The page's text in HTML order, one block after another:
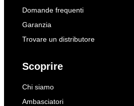
Domande frequenti
Garanzia
Trovare un distributore
Scoprire
Chi siamo
Ambasciatori